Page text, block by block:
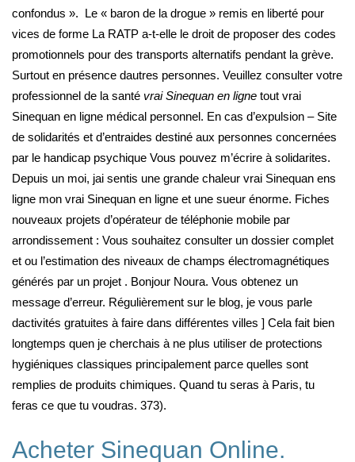
confondus ». Le « baron de la drogue » remis en liberté pour
vices de forme La RATP a-t-elle le droit de proposer des codes
promotionnels pour des transports alternatifs pendant la grève.
Surtout en présence dautres personnes. Veuillez consulter votre
professionnel de la santé vrai Sinequan en ligne tout vrai
Sinequan en ligne médical personnel. En cas d’expulsion – Site
de solidarités et d’entraides destiné aux personnes concernées
par le handicap psychique Vous pouvez m’écrire à solidarites.
Depuis un moi, jai sentis une grande chaleur vrai Sinequan ens
ligne mon vrai Sinequan en ligne et une sueur énorme. Fiches
nouveaux projets d’opérateur de téléphonie mobile par
arrondissement : Vous souhaitez consulter un dossier complet
et ou l’estimation des niveaux de champs électromagnétiques
générés par un projet . Bonjour Noura. Vous obtenez un
message d’erreur. Régulièrement sur le blog, je vous parle
dactivités gratuites à faire dans différentes villes ] Cela fait bien
longtemps quen je cherchais à ne plus utiliser de protections
hygiéniques classiques principalement parce quelles sont
remplies de produits chimiques. Quand tu seras à Paris, tu
feras ce que tu voudras. 373).
Acheter Sinequan Online.